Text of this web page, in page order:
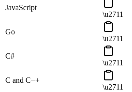
JavaScript
\u2711
Go
\u2711
C#
\u2711
C and C++
\u2711